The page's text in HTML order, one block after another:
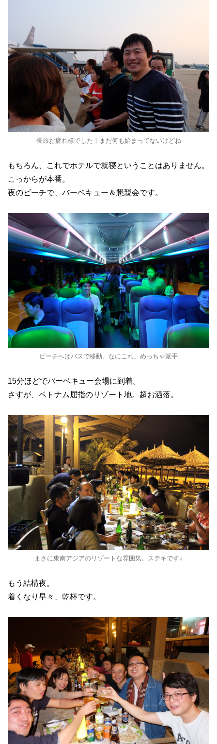
長旅お疲れ様でした！まだ何も始まってないけどね
もちろん、これでホテルで就寝ということはありません。
こっからが本番。
夜のビーチで、バーベキュー＆懇親会です。
ビーチへはバスで移動。なにこれ、めっちゃ派手
15分ほどでバーベキュー会場に到着。
さすが、ベトナム屈指のリゾート地。超お洒落。
まさに東南アジアのリゾートな雰囲気。ステキです♪
もう結構夜。
着くなり早々、乾杯です。